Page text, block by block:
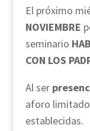
El próximo
NOVIEMBRE
seminario
CON LOS
Al ser
aforo
establecidas.